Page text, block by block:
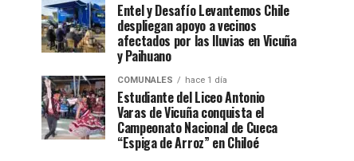
Entel y Desafío Levantemos Chile
despliegan apoyo a vecinos
afectados por las lluvias en Vicuña
y Paihuano
COMUNALES hace 1 día
Estudiante del Liceo Antonio
Varas de Vicuña conquista el
Campeonato Nacional de Cueca
“Espiga de Arroz” en Chiloé